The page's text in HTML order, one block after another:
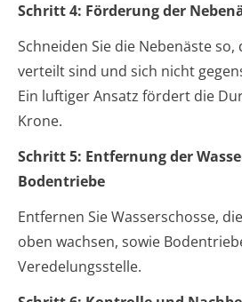
Schritt 4: Förderung der
Schneiden Sie die Nebenäste
verteilt sind und sich nicht
Ein luftiger Ansatz fördert die
Krone.
Schritt 5: Entfernung der
Bodentriebe
Entfernen Sie Wasserschosse,
oben wachsen, sowie
Veredelungsstelle.